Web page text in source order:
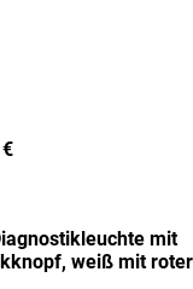
mit
weiß mit roter